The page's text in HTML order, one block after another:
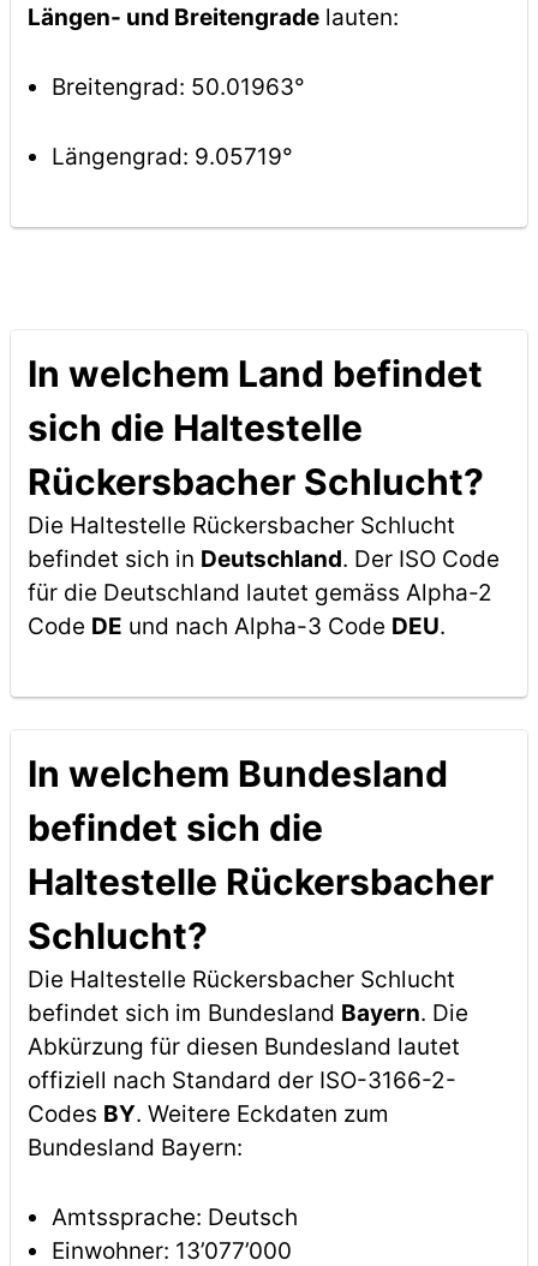
Längen- und Breitengradelauten:
Breitengrad: 50.01963°
Längengrad: 9.05719°
In welchem Land befindet
sich die Haltestelle
Rückersbacher Schlucht?
Die Haltestelle Rückersbacher Schlucht
befindet sich in Deutschland. Der ISO Code
für die Deutschland lautet gemäss Alpha-2
Code DE und nach Alpha-3 Code DEU.
In welchem Bundesland
befindet sich die
Haltestelle Rückersbacher
Schlucht?
Die Haltestelle Rückersbacher Schlucht
befindet sich im Bundesland Bayern. Die
Abkürzung für diesen Bundesland lautet
offiziell nach Standard der ISO-3166-2-
Codes BY. Weitere Eckdaten zum
Bundesland Bayern:
Amtssprache: Deutsch
Einwohner: 13’077’000